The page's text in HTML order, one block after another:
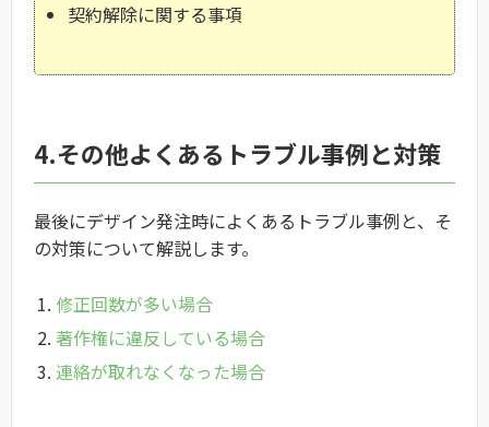
契約解除に関する事項
4.その他よくあるトラブル事例と対策
最後にデザイン発注時によくあるトラブル事例と、そ
の対策について解説します。
修正回数が多い場合
著作権に違反している場合
連絡が取れなくなった場合